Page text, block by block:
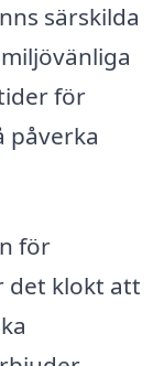
särskilda
för
påverka
för
det klokt att